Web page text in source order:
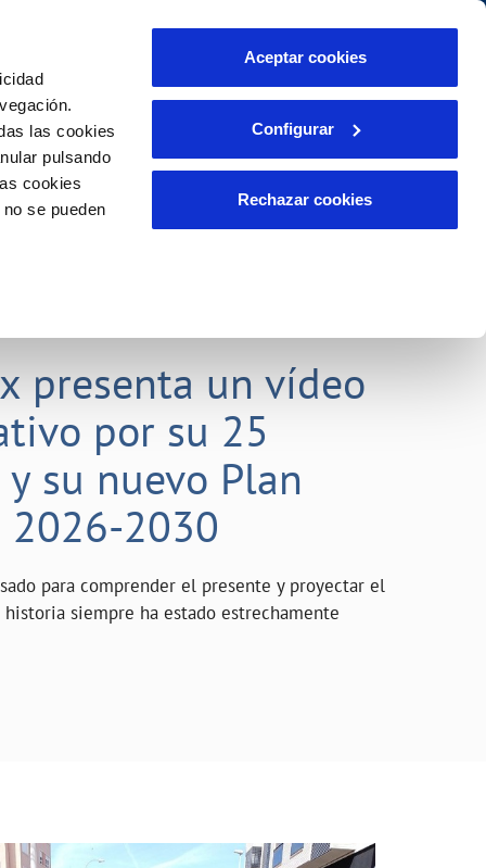
las cookies
pulsando
cookies
se pueden
Aceptar cookies
Configurar
Rechazar cookies
INCIDENCIAS
Comunica anomalías o posibles
PORTAL DE TRANSPARENCIA
Área de clientes Se abre en otra
presenta un vídeo
por su 25
su nuevo Plan
2026-2030
para comprender el presente y proyectar el
siempre ha estado estrechamente